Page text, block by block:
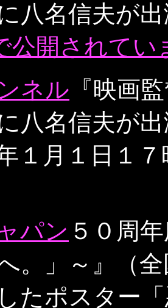
八名信夫が
公開されてい
ネル 『映画
八名信夫が
１月１日１
パン ５０周
。」～』（
たポスター